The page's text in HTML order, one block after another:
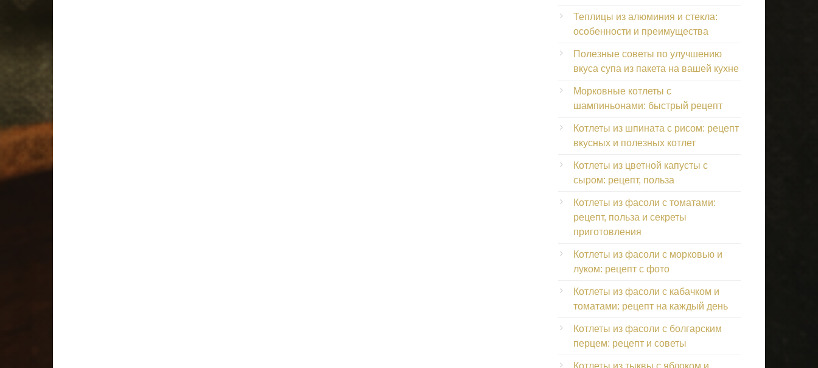
Теплицы из алюминия и стекла:
особенности и преимущества
Полезные советы по улучшению
вкуса супа из пакета на вашей кухне
Морковные котлеты с
шампиньонами: быстрый рецепт
Котлеты из шпината с рисом: рецепт
вкусных и полезных котлет
Котлеты из цветной капусты с
сыром: рецепт, польза
Котлеты из фасоли с томатами:
рецепт, польза и секреты
приготовления
Котлеты из фасоли с морковью и
луком: рецепт с фото
Котлеты из фасоли с кабачком и
томатами: рецепт на каждый день
Котлеты из фасоли с болгарским
перцем: рецепт и советы
Котлеты из тыквы с яблоком и